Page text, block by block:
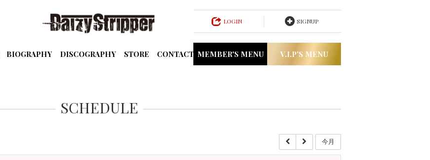
LOGIN SIGNUP
BIOGRAPHY DISCOGRAPHY STORE CONTACT V.I.P'S MENU
MEMBER'S MENU
SCHEDULE
今月